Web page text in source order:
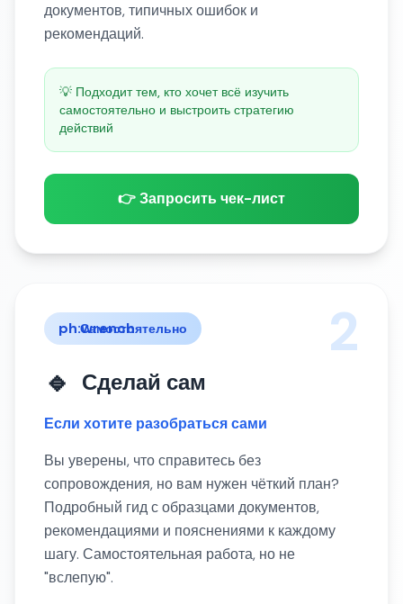
документов, типичных ошибок и
рекомендаций.
💡 Подходит тем, кто хочет всё изучить
самостоятельно и выстроить стратегию
действий
👉 Запросить чек-лист
ph:wrench
Самостоятельно 2
🔹 Сделай сам
Если хотите разобраться сами
Вы уверены, что справитесь без
сопровождения, но вам нужен чёткий план?
Подробный гид с образцами документов,
рекомендациями и пояснениями к каждому
шагу. Самостоятельная работа, но не
"вслепую".